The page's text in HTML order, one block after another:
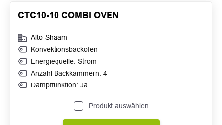
CTC10-10 COMBI OVEN
Alto-Shaam
Konvektionsbacköfen
Energiequelle: Strom
Anzahl Backkammern: 4
Dampffunktion: Ja
Produkt auswählen